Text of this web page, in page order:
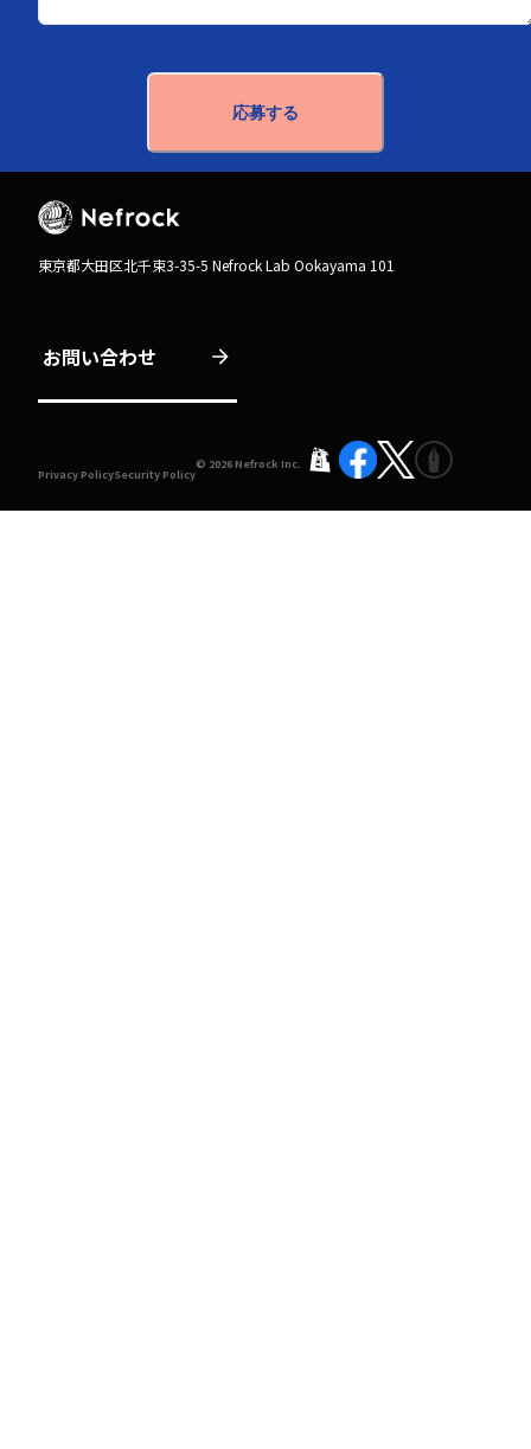
応募する
東京都大田区北千束3-35-5 Nefrock Lab Ookayama 101
お問い合わせ
Privacy PolicySecurity Policy
© 2026Nefrock Inc.